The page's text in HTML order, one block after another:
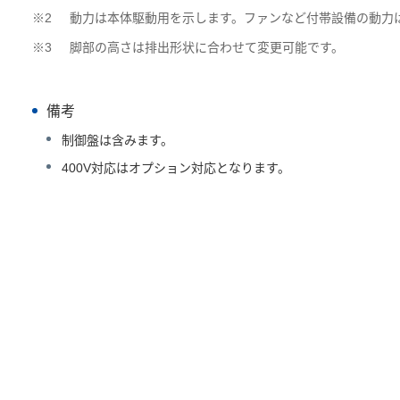
※2 動力は本体駆動用を示します。ファンなど付帯設備の動力
※3 脚部の高さは排出形状に合わせて変更可能です。
備考
制御盤は含みます。
400V対応はオプション対応となります。